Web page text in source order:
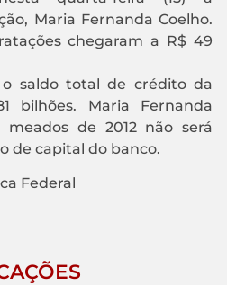
Maria Fernanda Coelho.
chegaram a R$ 49
saldo total de crédito da
bilhões. Maria Fernanda
de 2012 não será
de capital do banco.
Federal